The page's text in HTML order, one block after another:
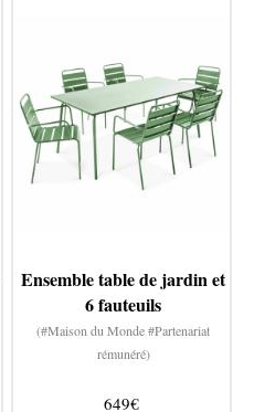
Ensemble table de jardin et
6 fauteuils
(#Maison du Monde #Partenariat
rémunéré)
649€